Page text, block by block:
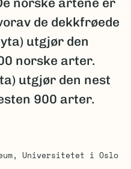
de dekkfrøede
utgjør den
norske arter.
utgjør den nest
900 arter.
Universitetet i Oslo